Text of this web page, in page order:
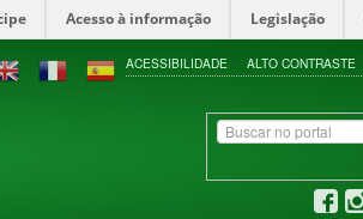
Acesso à informação Legislação
ACESSIBILIDADE ALTO CONTRASTE